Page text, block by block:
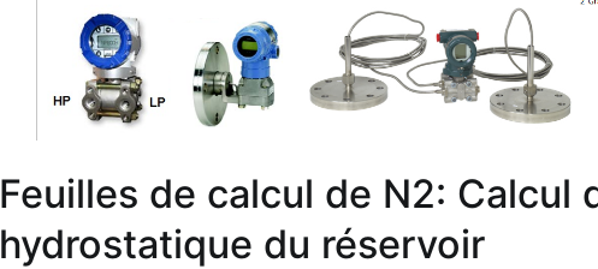
Feuilles de calcul de N2: Calcul
hydrostatique du réservoir